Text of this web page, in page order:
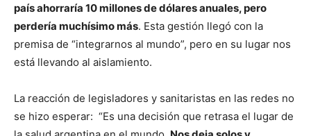
país ahorraría 10 millones de dólares anuales, pero
perdería muchísimo más. Esta gestión llegó con la
premisa de “integrarnos al mundo”, pero en su lugar nos
está llevando al aislamiento.
La reacción de legisladores y sanitaristas en las redes no
se hizo esperar: “Es una decisión que retrasa el lugar de